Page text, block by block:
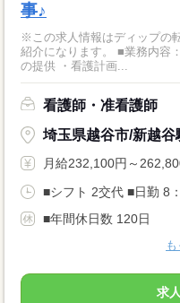
事♪
※この求人情報はディップの
紹介になります。 ■業務内容
の提供 ・看護計画...
看護師・准看護師
埼玉県越谷市/新越谷
月給232,100円～
■シフト 2交代 ■日勤 8
■年間休日数 120日
求